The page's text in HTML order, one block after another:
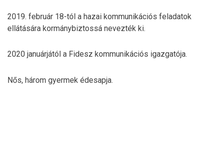
2019. február 18-tól a hazai kommunikációs feladatok
ellátására kormánybiztossá nevezték ki.
2020 januárjától a Fidesz kommunikációs igazgatója.
Nős, három gyermek édesapja.